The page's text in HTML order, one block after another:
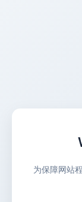
为保障网站